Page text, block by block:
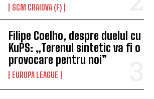
SCM CRAIOVA (F)
Filipe Coelho, despre duelul cu
KuPS: „Terenul sintetic va fi o
provocare pentru noi”
EUROPA LEAGUE